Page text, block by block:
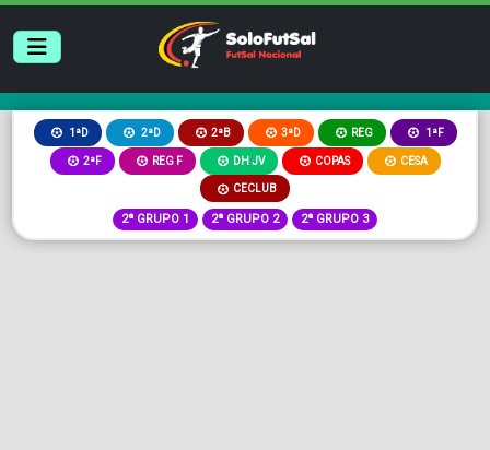
1ªD 2ªD 2ªB 3ªD REG 1ªF
2ªF REG F DH JV COPAS CESA
CECLUB
2ª GRUPO 1 2ª GRUPO 2 2ª GRUPO 3